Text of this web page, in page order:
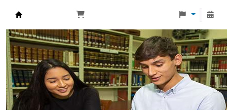
Biblioteca Universidad Monteávila